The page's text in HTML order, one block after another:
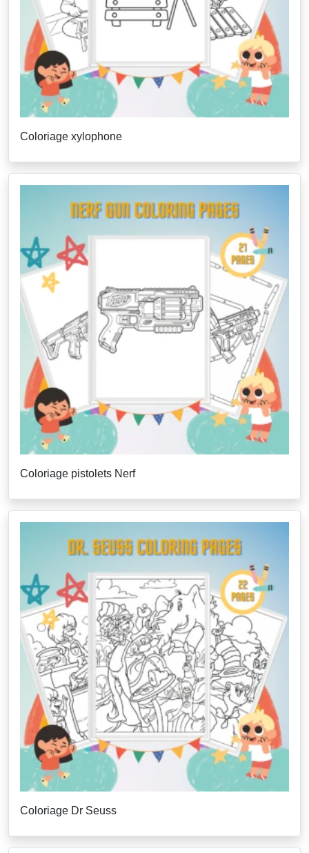
Coloriage xylophone
Coloriage pistolets Nerf
Coloriage Dr Seuss